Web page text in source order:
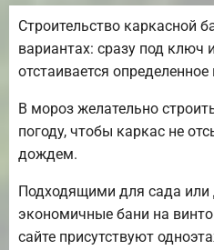
Строительство каркасной
вариантах: сразу под ключ
отстаивается
В мороз желательно
погоду, чтобы каркас не
дождем.
Подходящими для сада или
экономичные бани на
сайте присутствуют